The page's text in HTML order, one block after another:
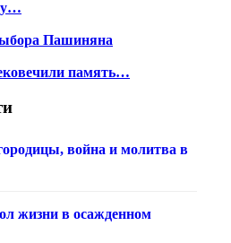
Пашиняна
память…
война и молитва в
жизни в осажденном